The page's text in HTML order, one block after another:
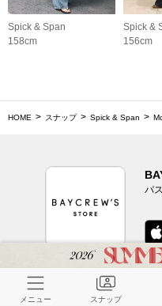
Spick & Span
158cm
Spick &
156cm
HOME スナップ Spick & Span
パ
メニュー スナップ